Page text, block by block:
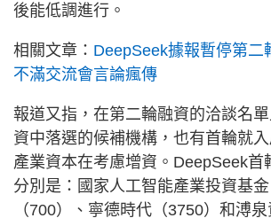
後能低調進行。
相關文章： DeepSeek據報暫停第二
不滿交流會言論瘋傳
報道又指，在第二輪融資的洽談名
資中落選的候補機構，也有首輪就
產業資本在考慮增資。DeepSeek首
分別是：國家人工智能產業投資基
（700）、寧德時代（3750）和溥